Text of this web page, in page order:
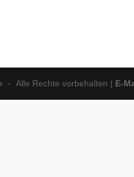
- Alle Rechte vorbehalten | E-